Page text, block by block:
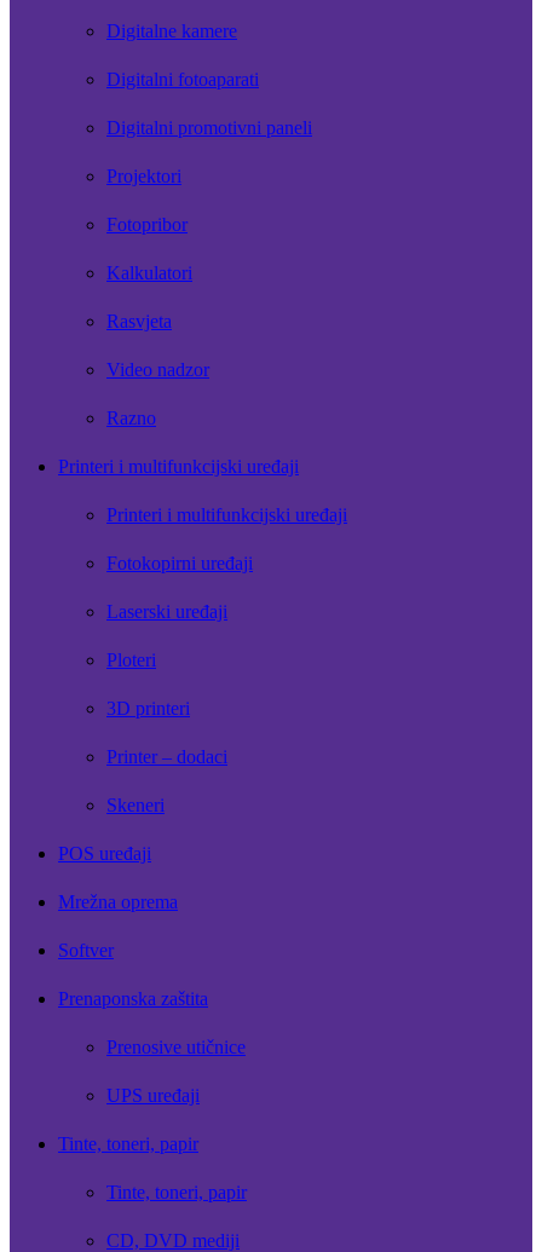
Digitalne kamere
Digitalni fotoaparati
Digitalni promotivni paneli
Projektori
Fotopribor
Kalkulatori
Rasvjeta
Video nadzor
Razno
Printeri i multifunkcijski uređaji
Printeri i multifunkcijski uređaji
Fotokopirni uređaji
Laserski uređaji
Ploteri
3D printeri
Printer – dodaci
Skeneri
POS uređaji
Mrežna oprema
Softver
Prenaponska zaštita
Prenosive utičnice
UPS uređaji
Tinte, toneri, papir
Tinte, toneri, papir
CD, DVD mediji